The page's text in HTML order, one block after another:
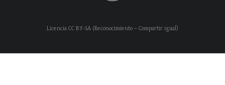
Licencia CC BY-SA (Reconocimiento – Compartir igual)